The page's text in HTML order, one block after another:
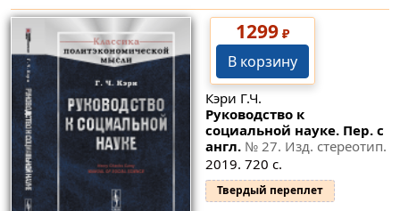
1299₽
В корзину
Кэри Г.Ч.
Руководство к
социальной науке. Пер. с
англ. № 27. Изд. стереотип.
2019. 720 с.
Твердый переплет